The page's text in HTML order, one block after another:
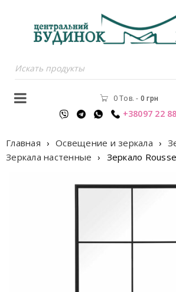
0 Тов. - 0грн
+38097 22
Главная › Освещение и зеркала ›
Зеркала настенные › Зеркало